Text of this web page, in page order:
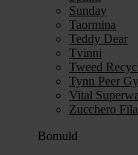
Sunday
Taormina
Teddy Dear
Tvinni
Tweed
Tynn Peer
Vital
Zucchero
Bomuld